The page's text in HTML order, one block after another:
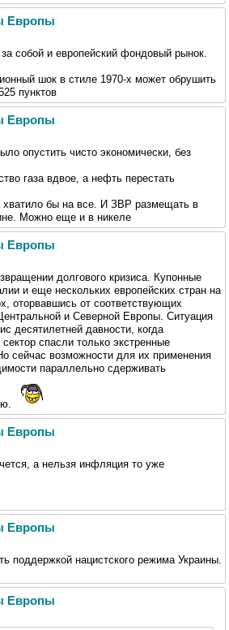
Европы
собой и европейский фондовый рынок.
шок в стиле 1970-х может обрушить
пунктов
Европы
опустить чисто экономически, без
газа вдвое, а нефть перестать
хватило бы на все. И ЗВР размещать в
Можно еще и в никеле
Европы
долгового кризиса. Купонные
и еще нескольких европейских стран на
оторвавшись от соответствующих
и Северной Европы. Ситуация
десятилетней давности, когда
спасли только экстренные
сейчас возможности для их применения
параллельно сдерживать
Европы
а нельзя инфляция то уже
Европы
поддержкой нацистского режима Украины.
Европы